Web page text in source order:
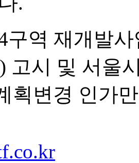
구역 재개발
고시 및 서울
획변경 인가